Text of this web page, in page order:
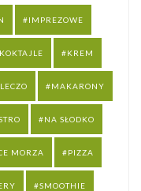
IMPREZOWE
KOKTAJLE KREM
LECZO MAKARONY
NA SŁODKO
MORZA PIZZA
SMOOTHIE